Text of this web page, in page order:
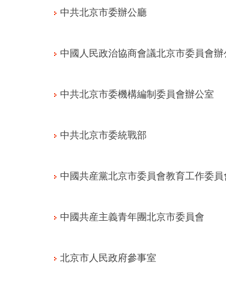
中共北京市委辦公廳
中國人民政治協商會議北京市委員會辦
中共北京市委機構編制委員會辦公室
中共北京市委統戰部
中國共産黨北京市委員會教育工作委員
中國共産主義青年團北京市委員會
北京市人民政府參事室